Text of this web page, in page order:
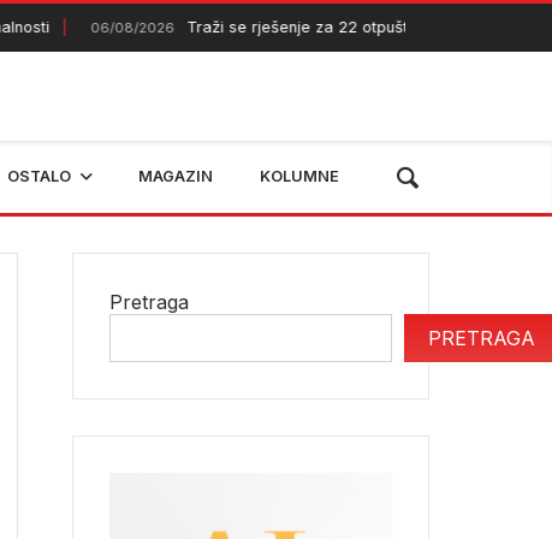
06/08/2026 Traži se rješenje za 22 otpuštena radnika Komunalnog
OSTALO MAGAZIN KOLUMNE
Pretraga
PRETRAGA